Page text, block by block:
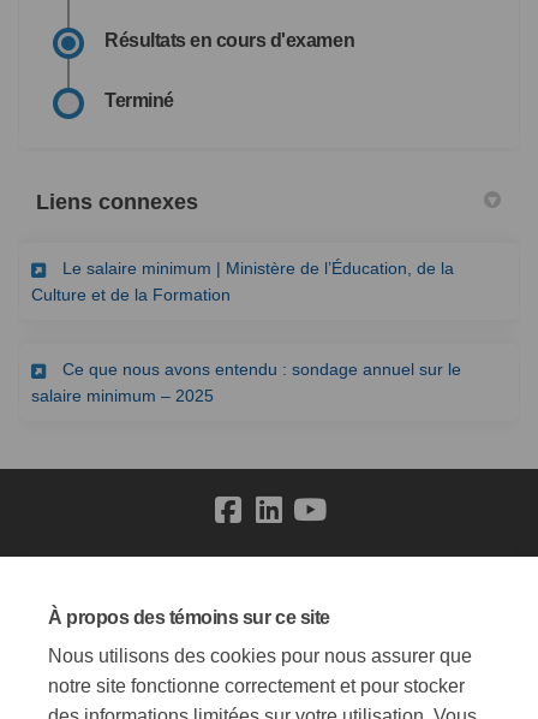
À propos des témoins sur ce site
Nous utilisons des cookies pour nous assurer que
notre site fonctionne correctement et pour stocker
Résultats en cours d'examen
Terminé
Liens connexes
Le salaire minimum | Ministère de l’Éducation, de la
Culture et de la Formation
Ce que nous avons entendu : sondage annuel sur le
salaire minimum – 2025
Politique de modération Accessibilité
Carte du site